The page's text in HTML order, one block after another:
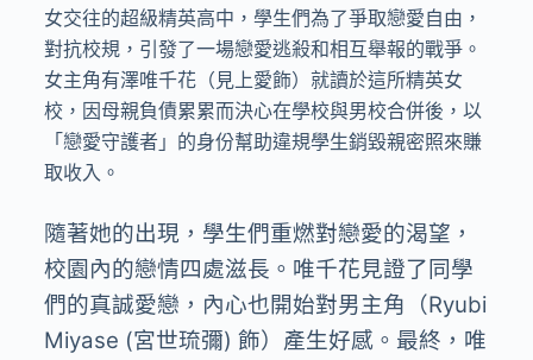
女交往的超級精英高中，學生們為了爭取戀愛自由，
對抗校規，引發了一場戀愛逃殺和相互舉報的戰爭。
女主角有澤唯千花（見上愛飾）就讀於這所精英女
校，因母親負債累累而決心在學校與男校合併後，以
「戀愛守護者」的身份幫助違規學生銷毀親密照來賺
取收入。
隨著她的出現，學生們重燃對戀愛的渴望，
校園內的戀情四處滋長。唯千花見證了同學
們的真誠愛戀，內心也開始對男主角（Ryubi
Miyase (宮世琉彌) 飾）產生好感。最終，唯